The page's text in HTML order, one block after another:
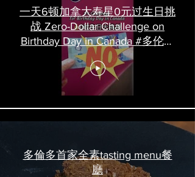
一天6顿加拿大寿星0元过生日挑
战 Zero-Dollar Challenge on
Birthday Day in Canada #多伦多
吃喝玩乐 #多伦多美食
#torontofood
多倫多首家全素tasting menu餐
廳